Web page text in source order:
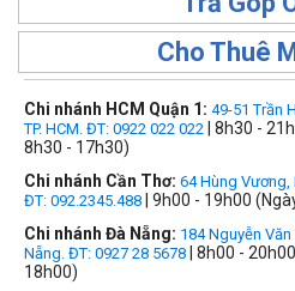
Cho Thuê
Chi nhánh HCM Quận 1: 49-51 Trần
TP. HCM. ĐT: 0922 022 022 | 8h30 -
8h30 - 17h30)
Chi nhánh Cần Thơ: 64 Hùng Vương,
ĐT: 092.2345.488 | 9h00 - 19h00
Chi nhánh Đà Nẵng: 184 Nguyễn
Nẵng. ĐT: 0927 28 5678 | 8h00 -
18h00)